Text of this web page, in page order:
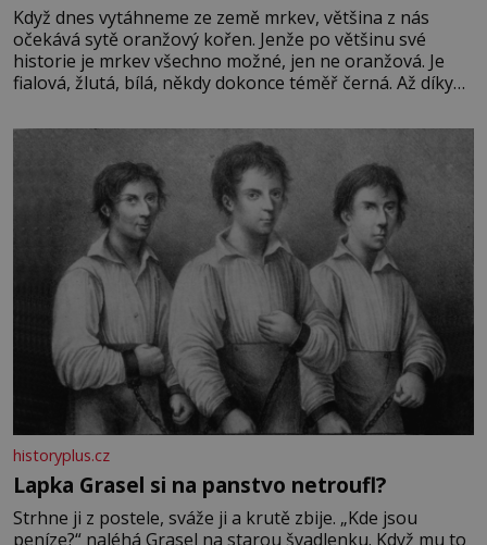
Když dnes vytáhneme ze země mrkev, většina z nás
očekává sytě oranžový kořen. Jenže po většinu své
historie je mrkev všechno možné, jen ne oranžová. Je
fialová, žlutá, bílá, někdy dokonce téměř černá. Až díky
bez které si českou zahradu ani nedokážeme představit.
historyplus.cz
Lapka Grasel si na panstvo netroufl?
Strhne ji z postele, sváže ji a krutě zbije. „Kde jsou
peníze?“ naléhá Grasel na starou švadlenku. Když mu to